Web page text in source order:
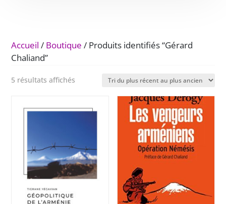
Accueil / Boutique / Produits identifiés “Gérard
Chaliand”
5 résultats affichés
plus
ancien